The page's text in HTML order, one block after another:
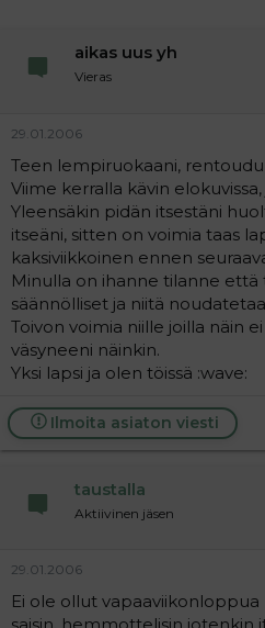
aikas uus yh
Vieras
29.01.2006
Teen lempiruokaani,
Viime kerralla kävin elokuvissa,
Yleensäkin pidän itsestäni
itseäni, sitten on voimia taas
kaksiviikkoinen ennen
Minulla on ihanne tilanne että
säännölliset ja niitä
Toivon voimia niille joilla näin
väsyneeni näinkin.
Yksi lapsi ja olen töissä :wave:
Ilmoita asiaton viesti
taustalla
Aktiivinen jäsen
29.01.2006
Ei ole ollut